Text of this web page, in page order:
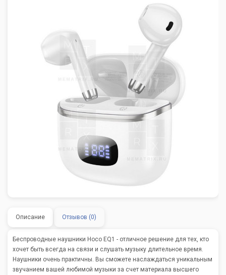
Описание Отзывов (0)
Беспроводные наушники Hoco EQ1 - отличное решение для тех, кто
хочет быть всегда на связи и слушать музыку длительное время.
Наушники очень практичны. Вы сможете наслаждаться уникальным
звучанием вашей любимой музыки за счет материала высшего